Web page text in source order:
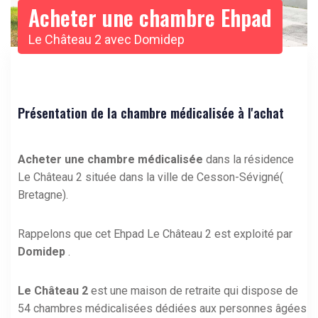
Acheter une chambre Ehpad
Le Château 2 avec Domidep
Présentation de la chambre médicalisée à l'achat
Acheter une chambre médicalisée dans la résidence
Le Château 2 située dans la ville de Cesson-Sévigné(
Bretagne).
Rappelons que cet Ehpad Le Château 2 est exploité par
Domidep
Le Château 2 est une maison de retraite qui dispose de
54 chambres médicalisées dédiées aux personnes âgées